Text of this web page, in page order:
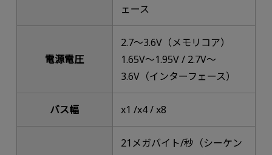
ェース
電源電圧
2.7～3.6V（メモリコア）
1.65V～1.95V / 2.7V～
3.6V（インターフェース）
バス幅 x1 /x4 / x8
21メガバイト/秒（シーケン